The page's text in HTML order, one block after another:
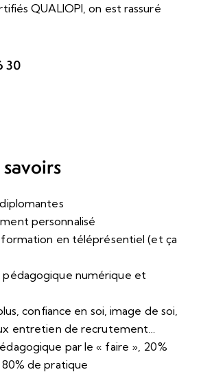
QUALIOPI, on est rassuré
30
personnalisé
en téléprésentiel (et ça
numérique et
confiance en soi, image de soi,
entretien de recrutement…
par le « faire », 20%
de pratique